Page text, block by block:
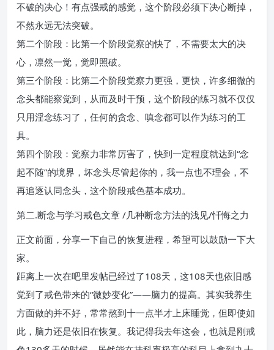
不破的决心！有点强戒的感觉，这个阶段必须下决心断掉，
不然永远无法突破。
第二个阶段：比第一个阶段觉察的快了，不需要太大的决
心，凛然一觉，觉即照破。
第三个阶段：比第二个阶段觉察力更强，更快，许多细微的
念头都能察觉到，从而及时干预，这个阶段的练习就不仅仅
只用淫念练习了，任何的贪念、嗔念都可以作为练习的工
具。
第四个阶段：觉察力非常厉害了，快到一定程度就达到“念
起不随”的境界，坏念头尽管起你的，我一点也不理会，不
再追逐认同念头，这个阶段戒色基本成功。
第二.断念与学习戒色文章 /几种断念方法的浅见/忏悔之力
正文前面，分享一下自己的恢复进程，希望可以鼓励一下大
家。
距离上一次在吧里发帖已经过了108天，这108天也依旧感
觉到了戒色带来的“微妙变化”——脑力的提高。其实我养生
方面做的并不好，常常熬到十一点半才上床睡觉，但即使如
此，脑力还是依旧在恢复。我记得我去年这会，也就是刚戒